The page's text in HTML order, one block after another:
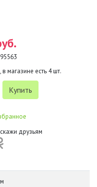
магазине есть 4шт.
друзьям